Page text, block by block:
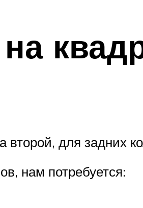
второй, для задних
нам потребуется: